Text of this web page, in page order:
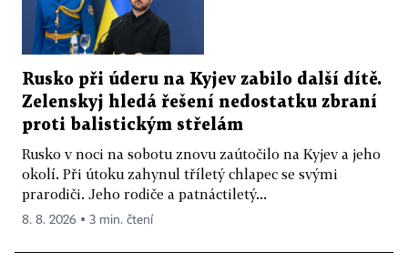
Rusko při úderu na Kyjev zabilo další dítě.
Zelenskyj hledá řešení nedostatku zbraní
proti balistickým střelám
Rusko v noci na sobotu znovu zaútočilo na Kyjev a jeho
okolí. Při útoku zahynul tříletý chlapec se svými
prarodiči. Jeho rodiče a patnáctiletý...
8. 8. 2026 ▪ 3 min. čtení